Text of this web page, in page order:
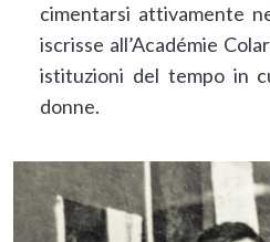
cimentarsi attivamente
iscrisse all’Académie
istituzioni del tempo in
donne.